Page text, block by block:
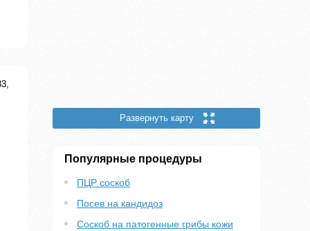
Развернуть карту
Популярные процедуры
ПЦР соскоб
Посев на кандидоз
Соскоб на патогенные грибы кожи